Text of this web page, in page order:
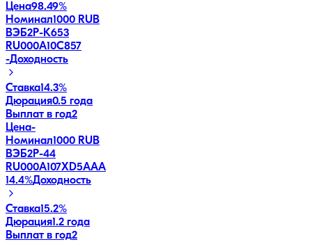
Цена98.49%
Номинал1000 RUB
ВЭБ2Р-К653
RU000A10C857
-Доходность
Ставка14.3%
Дюрация0.5 года
Выплат в год2
Цена-
Номинал1000 RUB
ВЭБ2Р-44
RU000A107XD5AAA
14.4%Доходность
Ставка15.2%
Дюрация1.2 года
Выплат в год2